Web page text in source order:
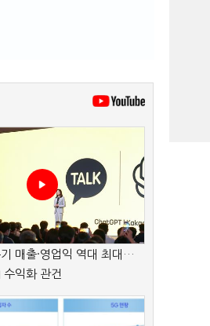
매출·영업익 역대 최대…
수익화 관건